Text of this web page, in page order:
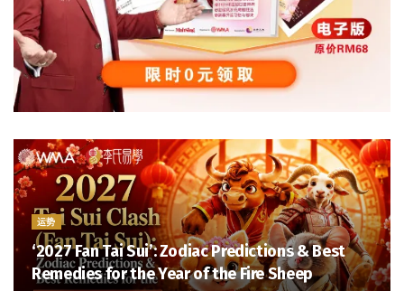
运势
‘2027 Fan Tai Sui’: Zodiac Predictions & Best
Remedies for the Year of the Fire Sheep